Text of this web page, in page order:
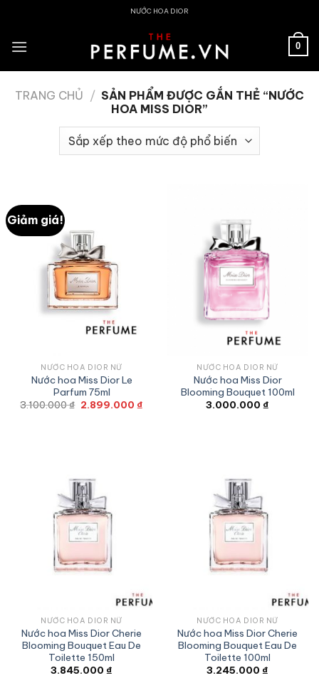
content
NƯỚC HOA DIOR
0
TRANG CHỦ / SẢN PHẨM ĐƯỢC GẮN THẺ “NƯỚC
HOA MISS DIOR”
Giảm giá!
NƯỚC HOA DIOR NỮ
Nước hoa Miss Dior Le
Parfum 75ml
3.100.000₫ Giá
2.899.000 ₫Giá
NƯỚC HOA DIOR NỮ
Nước hoa Miss Dior
Blooming Bouquet 100ml
3.000.000 ₫
NƯỚC HOA DIOR NỮ
Nước hoa Miss Dior Cherie
Blooming Bouquet Eau De
Toilette 150ml
3.845.000 ₫
NƯỚC HOA DIOR NỮ
Nước hoa Miss Dior Cherie
Blooming Bouquet Eau De
Toilette 100ml
3.245.000 ₫